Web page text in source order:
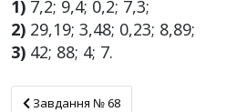
1) 7,2; 9,4; 0,2; 7,3;
2) 29,19; 3,48; 0,23; 8,89;
3) 42; 88; 4; 7.
Завдання № 68
Завдання № 68